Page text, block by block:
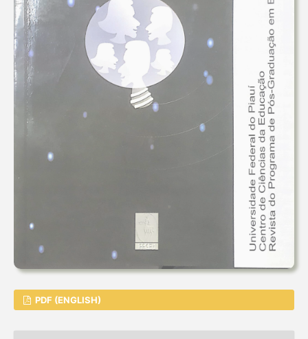
PDF (ENGLISH)